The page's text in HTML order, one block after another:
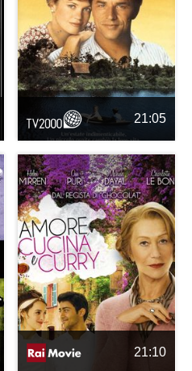
21:05
21:10